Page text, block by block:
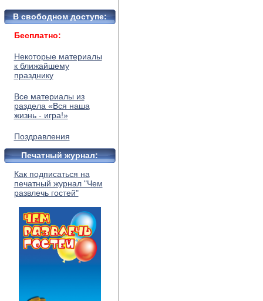
В свободном доступе:
Бесплатно:
Некоторые материалы
к ближайшему
празднику
Все материалы из
раздела «Вся наша
жизнь - игра!»
Поздравления
Печатный журнал:
Как подписаться на
печатный журнал "Чем
развлечь гостей"